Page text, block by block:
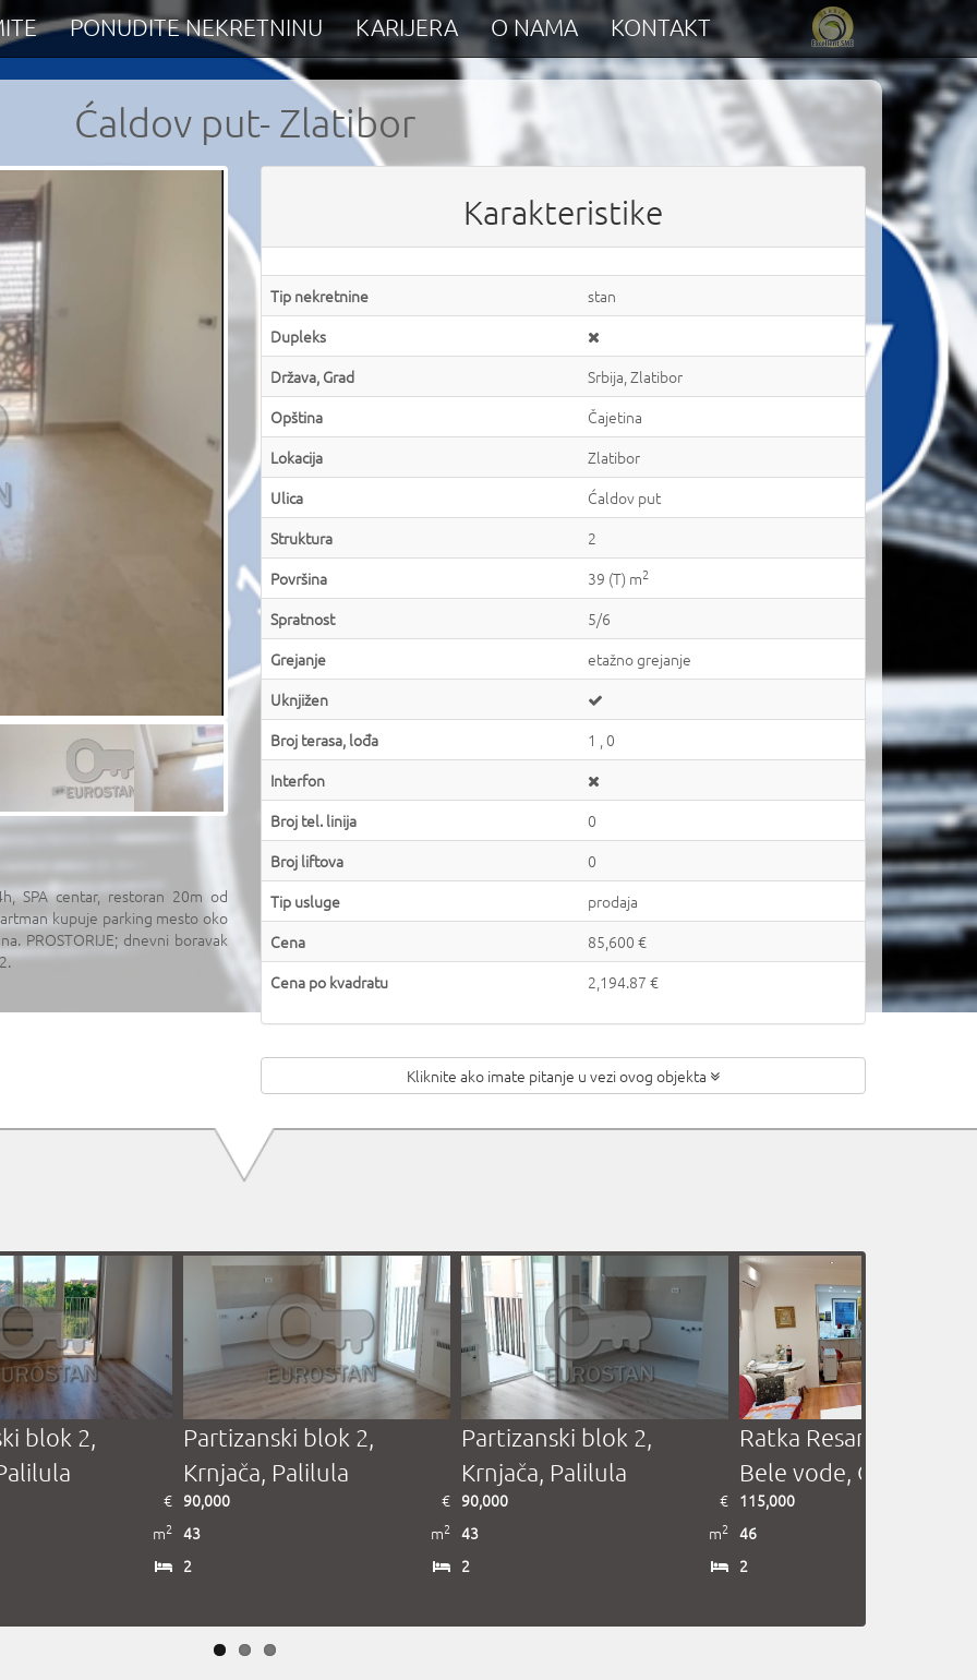
PONUDITE NEKRETNINU KARIJERA O NAMA KONTAKT
Ćaldov put- Zlatibor
SPA centar, restoran 20m od
kupuje parking mesto oko
PROSTORIJE; dnevni boravak
Karakteristike
Tip nekretnine
stan
Dupleks
Država, Grad
Srbija, Zlatibor
Opština
Čajetina
Lokacija
Zlatibor
Ulica
Ćaldov put
Struktura
2
Površina
39 (T) m2
Spratnost
5/6
Grejanje
etažno grejanje
Uknjižen
Broj terasa, lođa
1 , 0
Interfon
Broj tel. linija
0
Broj liftova
0
Tip usluge
prodaja
Cena
85,600 €
Cena po kvadratu
2,194.87 €
Kliknite ako imate pitanje u vezi ovog objekta
Mirijevski
€
m2
Despota Stefana
Prvovenčanog, Raška,
Raška
79,000
€
36
m2
Jovanke Radaković,
Mirijevo, Zvezdara
115,000
€
39
m2
1.5
Vidikovački venac,
Vidikovac, Rakovica
175,000
63
2